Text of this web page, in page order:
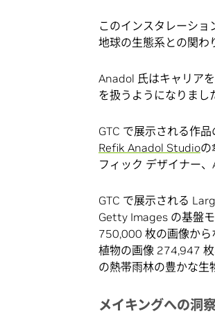
このインスタレーショ
地球の生態系との関わ
Anadol 氏はキャリア
を扱うようになりまし
GTC で展示される作
Refik Anadol Studioの
フィック デザイナー、
GTC で展示される
Getty Images の基盤
750,000 枚の画像から
植物の画像 274,947
の熱帯雨林の豊かな生
メイキングへの洞